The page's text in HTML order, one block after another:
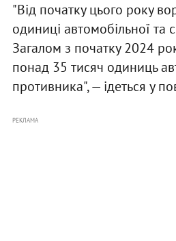
"Від початку цього року
одиниці автомобільної та
Загалом з початку 2024
понад 35 тисяч одиниць
противника", — ідеться у
РЕКЛАМА